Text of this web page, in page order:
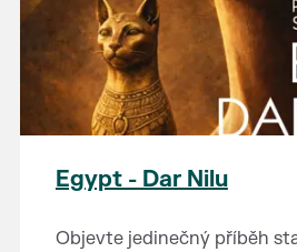
Egypt - Dar Nilu
Objevte jedinečný příběh